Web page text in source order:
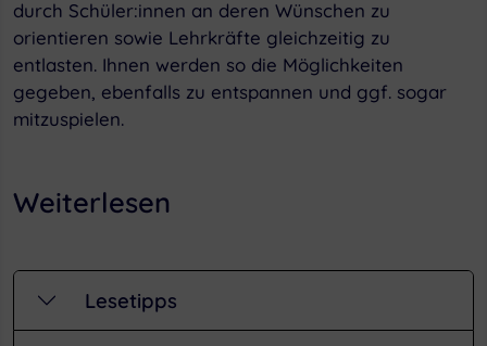
durch Schüler:innen an deren Wünschen zu
orientieren sowie Lehrkräfte gleichzeitig zu
entlasten. Ihnen werden so die Möglichkeiten
gegeben, ebenfalls zu entspannen und ggf. sogar
mitzuspielen.
Weiterlesen
Lesetipps